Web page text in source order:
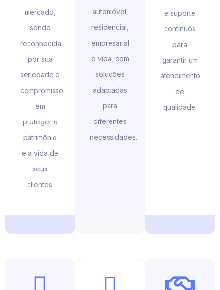
mercado,
sendo
reconhecida
por sua
seriedade e
compromisso
em
proteger o
patrimônio
e a vida de
seus
clientes.
automóvel,
residencial,
empresarial
e vida, com
soluções
adaptadas
para
diferentes
necessidades.
e suporte
contínuos
para
garantir um
atendimento
de
qualidade.